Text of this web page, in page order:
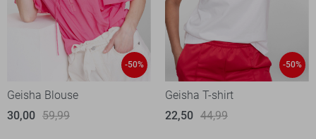
-50%
Geisha Blouse
30,00 59,99
-50%
Geisha T-shirt
22,50 44,99